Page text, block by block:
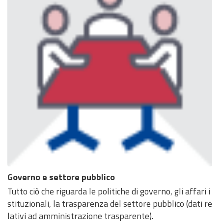
Governo e settore pubblico
Tutto ciò che riguarda le politiche di governo, gli affari i
stituzionali, la trasparenza del settore pubblico (dati re
lativi ad amministrazione trasparente).